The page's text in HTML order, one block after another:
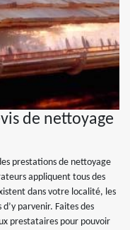
de nettoyage
prestations de nettoyage
appliquent tous des
dans votre localité, les
parvenir. Faites des
prestataires pour pouvoir